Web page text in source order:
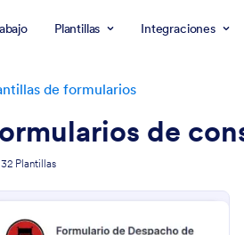
Plantillas Integraciones
de formularios
de
32 Plantillas